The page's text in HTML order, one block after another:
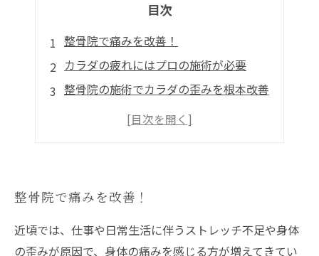
目次
整骨院で痛みを改善！
カラダの疲れにはプロの施術が必要
整骨院の施術でカラダの歪みを根本改善
痛みや歪みには早めの対処が大切
整骨院で痛みを改善！
近頃では、仕事や日常生活に伴うストレッチ不足や身体
の歪みが原因で、身体の痛みを感じる方が増えてきてい